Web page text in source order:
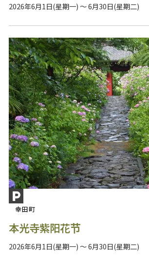
2026年6月1日(星期一) ～ 6月30日(星期二)
幸田町
本光寺紫阳花节
2026年6月1日(星期一) ～ 6月30日(星期二)